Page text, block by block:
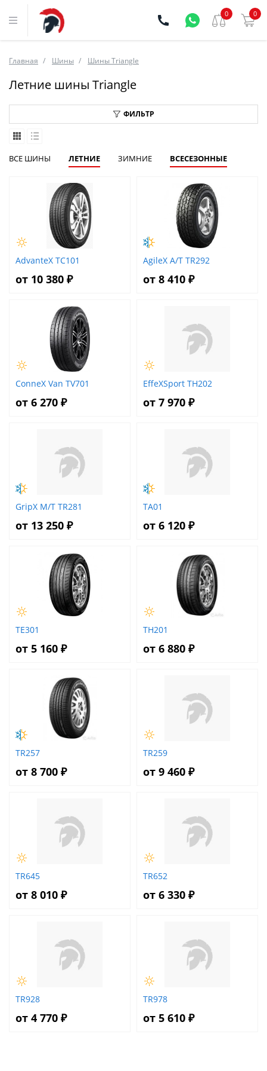
0 0
Главная Шины Шины Triangle
Летние шины Triangle
ФИЛЬТР
ВСЕ ШИНЫ ЛЕТНИЕ ЗИМНИЕ ВСЕСЕЗОННЫЕ
AdvanteX TC101
от 10 380 ₽
AgileX A/T TR292
от 8 410 ₽
ConneX Van TV701
от 6 270 ₽
EffeXSport TH202
от 7 970 ₽
GripX M/T TR281
от 13 250 ₽
TA01
от 6 120 ₽
TE301
от 5 160 ₽
TH201
от 6 880 ₽
TR257
от 8 700 ₽
TR259
от 9 460 ₽
TR645
от 8 010 ₽
TR652
от 6 330 ₽
TR928
от 4 770 ₽
TR978
от 5 610 ₽